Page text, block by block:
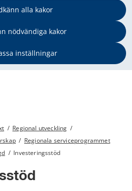
alla kakor
nödvändiga kakor
inställningar
/ Regional utveckling /
/ Regionala serviceprogrammet
/ Investeringsstöd